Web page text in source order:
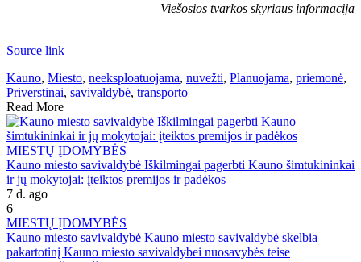
Viešosios tvarkos skyriaus informacija
Source link
Kauno, Miesto, neeksploatuojama, nuvežti, Planuojama, priemonė,
Priverstinai, savivaldybė, transporto
Read More
MIESTŲ ĮDOMYBĖS
Kauno miesto savivaldybė Iškilmingai pagerbti Kauno šimtukininkai
ir jų mokytojai: įteiktos premijos ir padėkos
7 d. ago
6
MIESTŲ ĮDOMYBĖS
Kauno miesto savivaldybė Kauno miesto savivaldybė skelbia
pakartotinį Kauno miesto savivaldybei nuosavybės teise